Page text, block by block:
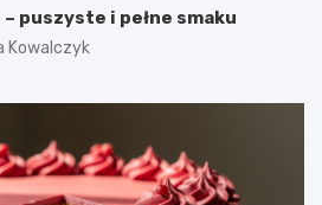
puszyste i pełne smaku
Kowalczyk